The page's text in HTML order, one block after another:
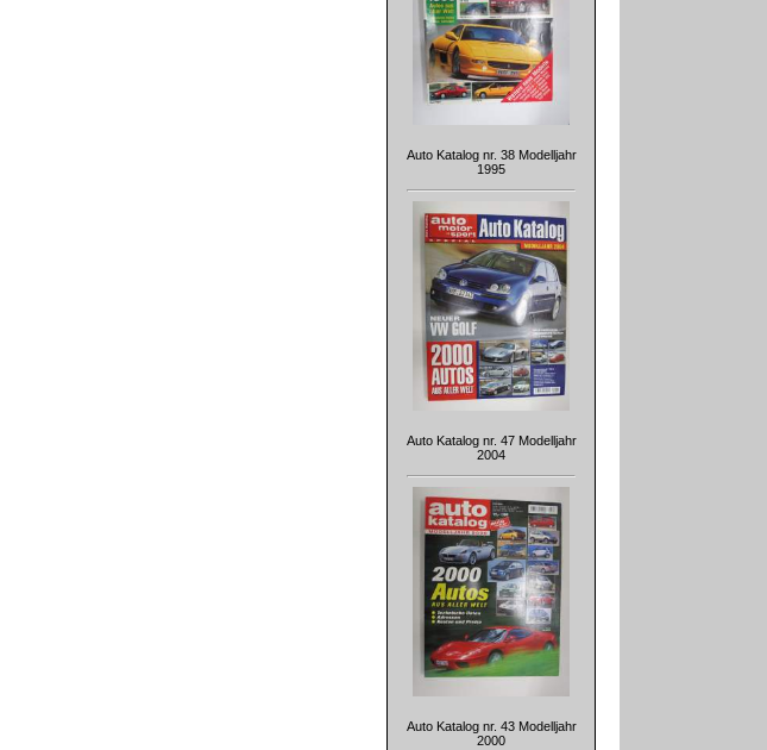
Auto Katalog nr. 38 Modelljahr
1995
Auto Katalog nr. 47 Modelljahr
2004
Auto Katalog nr. 43 Modelljahr
2000